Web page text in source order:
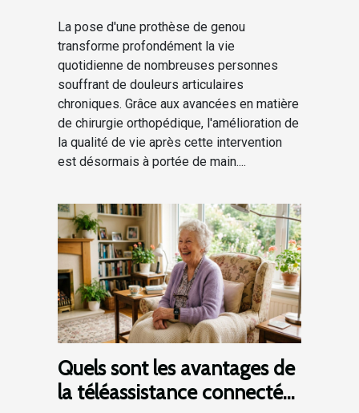
La pose d'une prothèse de genou
transforme profondément la vie
quotidienne de nombreuses personnes
souffrant de douleurs articulaires
chroniques. Grâce aux avancées en matière
de chirurgie orthopédique, l'amélioration de
la qualité de vie après cette intervention
est désormais à portée de main....
Quels sont les avantages de
la téléassistance connectée